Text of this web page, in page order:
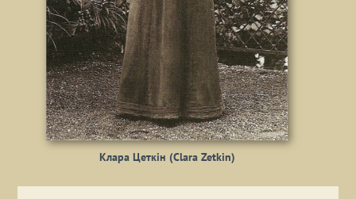
Клара Цеткін (Clara Zetkin)